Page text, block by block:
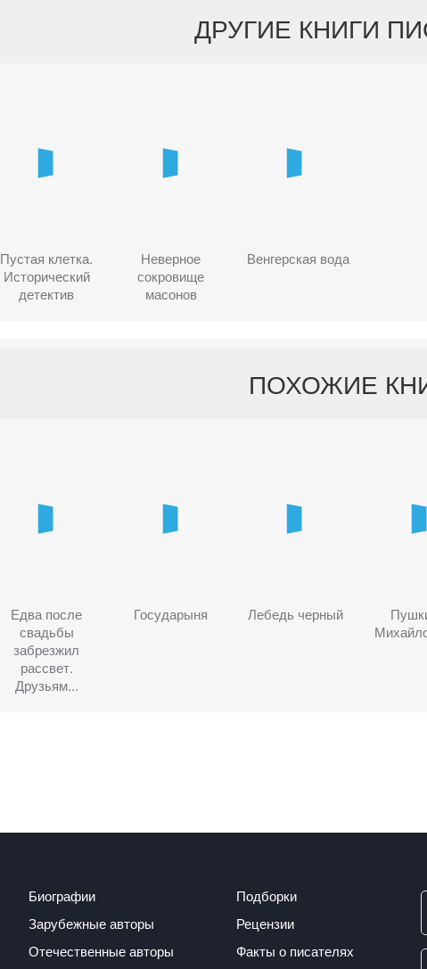
ДРУГИЕ КНИГИ
Пустая клетка.
Исторический
детектив
Неверное
сокровище
масонов
Венгерская вода
ПОХОЖИЕ
Едва после
свадьбы
забрезжил
рассвет.
Друзьям...
Государыня Лебедь черный
Биографии
Зарубежные авторы
Отечественные авторы
Подборки
Рецензии
Факты о писателях